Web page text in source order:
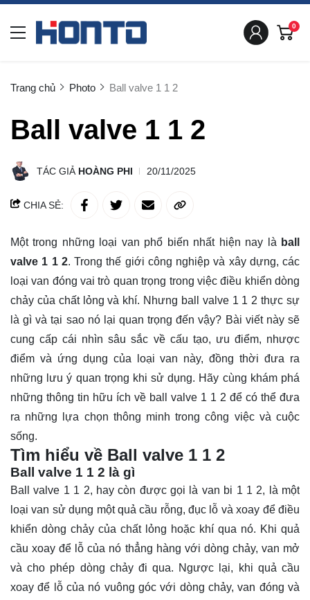
0
Trang chủ Photo Ball valve 1 1 2
Ball valve 1 1 2
TÁC GIẢ HOÀNG PHI 20/11/2025
CHIA SẺ:
Một trong những loại van phổ biến nhất hiện nay là ball
valve 1 1 2. Trong thế giới công nghiệp và xây dựng, các
loại van đóng vai trò quan trọng trong việc điều khiển dòng
chảy của chất lỏng và khí. Nhưng ball valve 1 1 2 thực sự
là gì và tại sao nó lại quan trọng đến vậy? Bài viết này sẽ
cung cấp cái nhìn sâu sắc về cấu tạo, ưu điểm, nhược
điểm và ứng dụng của loại van này, đồng thời đưa ra
những lưu ý quan trọng khi sử dụng. Hãy cùng khám phá
những thông tin hữu ích về ball valve 1 1 2 để có thể đưa
ra những lựa chọn thông minh trong công việc và cuộc
sống.
Tìm hiểu về Ball valve 1 1 2
Ball valve 1 1 2 là gì
Ball valve 1 1 2, hay còn được gọi là van bi 1 1 2, là một
loại van sử dụng một quả cầu rỗng, đục lỗ và xoay để điều
khiển dòng chảy của chất lỏng hoặc khí qua nó. Khi quả
cầu xoay để lỗ của nó thẳng hàng với dòng chảy, van mở
và cho phép dòng chảy đi qua. Ngược lại, khi quả cầu
xoay để lỗ của nó vuông góc với dòng chảy, van đóng và